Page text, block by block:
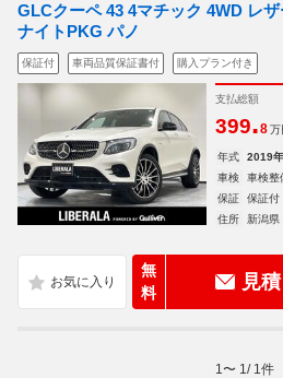
GLCクーペ 43 4マチック 4WD レ
ナイトPKG パノ
保証付 車両品質保証書付 購入プラン付き
支払総額
399.8 万
年式 2019年
車検
車検整
保証
保証付
住所
新潟県
無
料
見
1 〜 1 / 1 件